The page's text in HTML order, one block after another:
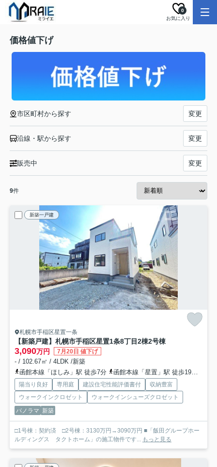
お気に入り
0
価格値下げ
市区町村から探す 変更
沿線・駅から探す 変更
販売中 変更
9件
新築一戸建
札幌市手稲区星置一条
【新築戸建】札幌市手稲区星置1条8丁目2棟2号棟
3,090万円 7月20日 値下げ
- / 102.67㎡ / 4LDK /新築
函館本線「ほしみ」駅 徒歩7分
函館本線「星置」駅 徒歩19分
陽当り良好 専用庭 建設住宅性能評価書付
収納豊富
ウォークインクロゼット
ウォークインシューズクロゼット
パノラマ 新築
□1号棟：契約済 □2号棟：3130万円→3090万円 ■「飯田グループホー
ルディングス タクトホーム」の施工物件です... もっと見る